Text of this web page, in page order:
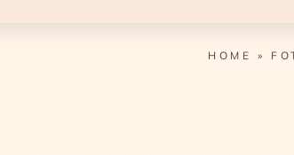
HOME »